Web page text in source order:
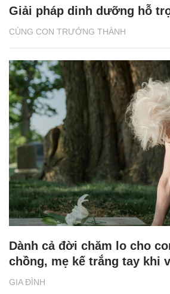
CÙNG CON TRƯỞNG THÀNH
Giải pháp dinh dưỡng hỗ
GIA ĐÌNH
Dành cả đời chăm lo cho
chồng, mẹ kế trắng tay khi